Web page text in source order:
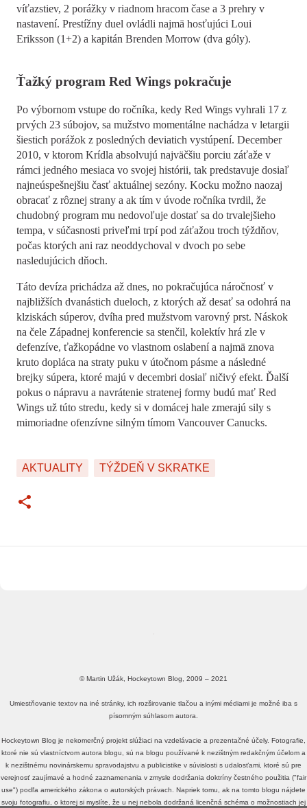
víťazstiev, 2 porážky v riadnom hracom čase a 3 prehry v
nastavení. Prestížny duel ovládli najmä hosťujúci Loui
Eriksson (1+2) a kapitán Brenden Morrow (dva góly).
Ťažký program Red Wings pokračuje
Po výbornom vstupe do ročníka, kedy Red Wings vyhrali 17 z
prvých 23 súbojov, sa mužstvo momentálne nachádza v letargii
šiestich porážok z posledných deviatich vystúpení. December
2010, v ktorom Krídla absolvujú najväčšiu porciu záťaže v
rámci jedného mesiaca vo svojej histórii, tak predstavuje dosiaľ
najneúspešnejšiu časť aktuálnej sezóny. Kocku možno naozaj
obracať z rôznej strany a ak tím v úvode ročníka tvrdil, že
chudobný program mu nedovoľuje dostať sa do trvalejšieho
tempa, v súčasnosti priveľmi trpí pod záťažou troch týždňov,
počas ktorých ani raz neoddychoval v dvoch po sebe
nasledujúcich dňoch.
Táto devíza prichádza až dnes, no pokračujúca náročnosť v
najbližších dvanástich dueloch, z ktorých až desať sa odohrá na
klziskách súperov, dvíha pred mužstvom varovný prst. Náskok
na čele Západnej konferencie sa stenčil, kolektív hrá zle v
defenzíve, ťažkopádne vo vlastnom oslabení a najmä znova
kruto dopláca na straty puku v útočnom pásme a následné
brejky súpera, ktoré majú v decembri dosiaľ ničivý efekt. Ďalší
pokus o nápravu a navrátenie stratenej formy budú mať Red
Wings už túto stredu, kedy si v domácej hale zmerajú sily s
mimoriadne ofenzívne silným tímom Vancouver Canucks.
AKTUALITY TÝŽDEŇ V SKRATKE
© Martin Užák, Hockeytown Blog, 2009 – 2021
Umiestňovanie textov na iné stránky, ich rozširovanie tlačou a inými médiami je možné iba s
písomným súhlasom autora.
Hockeytown Blog je nekomerčný projekt slúžiaci na vzdelávacie a prezentačné účely. Fotografie,
ktoré nie sú vlastníctvom autora blogu, sú na blogu používané k nezištným redakčným účelom a
k nezištnému novinárskemu spravodajstvu a publicistike v súvislosti s udalosťami, ktoré sú pre
verejnosť zaujímavé a hodné zaznamenania v zmysle dodržania doktríny čestného použitia ("fair
use") podľa amerického zákona o autorských právach. Napriek tomu, ak na tomto blogu nájdete
svoju fotografiu, o ktorej si myslíte, že u nej nebola dodržaná licenčná schéma o možnostiach jej